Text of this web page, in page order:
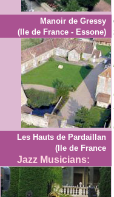
Manoir de Gressy
(Ile de France - Essone)
Les Hauts de Pardaillan
(Ile de France
Jazz Musicians: